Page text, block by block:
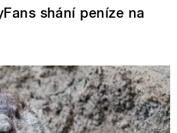
shání peníze na